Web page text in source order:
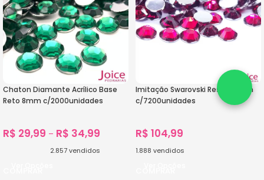
Chaton Diamante Acrílico Base
Reto 8mm c/2000unidades
R$ 29,99 – R$ 34,99
2.857vendidos
Imitação Swarovski Resina 6mm
c/7200unidades
R$ 104,99
1.888 vendidos